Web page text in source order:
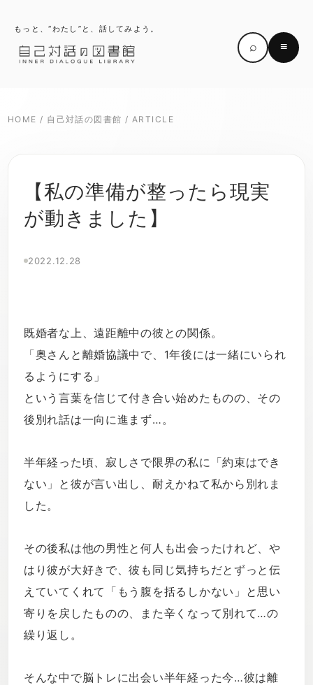
もっと、“わたし”と、話してみよう。
⌕ ≡
HOME / 自己対話の図書館 / ARTICLE
【私の準備が整ったら現実
が動きました】
2022.12.28
既婚者な上、遠距離中の彼との関係。
「奥さんと離婚協議中で、1年後には一緒にいられ
るようにする」
という言葉を信じて付き合い始めたものの、その
後別れ話は一向に進まず…。
半年経った頃、寂しさで限界の私に「約束はでき
ない」と彼が言い出し、耐えかねて私から別れま
した。
その後私は他の男性と何人も出会ったけれど、や
はり彼が大好きで、彼も同じ気持ちだとずっと伝
えていてくれて「もう腹を括るしかない」と思い
寄りを戻したものの、また辛くなって別れて…の
繰り返し。
そんな中で脳トレに出会い半年経った今…彼は離